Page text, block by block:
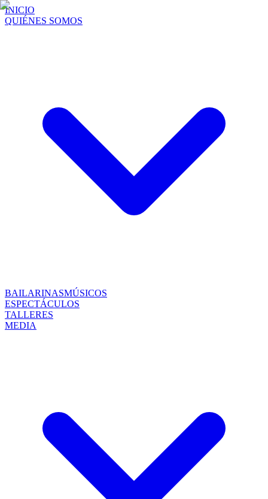
INICIO
QUIÉNES SOMOS
BAILARINASMÚSICOS
ESPECTÁCULOS
TALLERES
MEDIA